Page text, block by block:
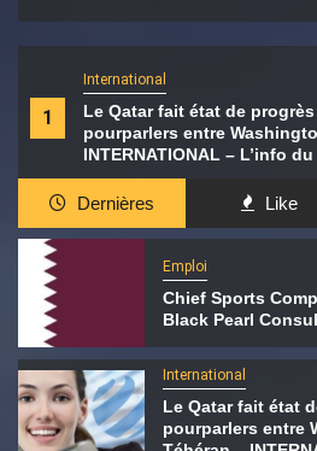
1
International
Le Qatar fait état de
pourparlers entre
INTERNATIONAL – L’info
Dernières Like
Emploi
Chief Sports
Black Pearl
International
Le Qatar fait état
pourparlers entre